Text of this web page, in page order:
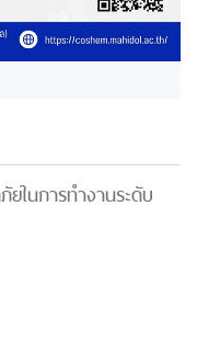
ในการทํางานระดับ